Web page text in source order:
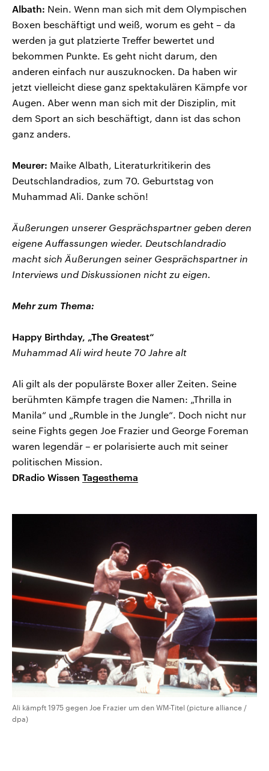
Albath: Nein. Wenn man sich mit dem Olympischen
Boxen beschäftigt und weiß, worum es geht – da
werden ja gut platzierte Treffer bewertet und
bekommen Punkte. Es geht nicht darum, den
anderen einfach nur auszuknocken. Da haben wir
jetzt vielleicht diese ganz spektakulären Kämpfe vor
Augen. Aber wenn man sich mit der Disziplin, mit
dem Sport an sich beschäftigt, dann ist das schon
ganz anders.
Meurer: Maike Albath, Literaturkritikerin des
Deutschlandradios, zum 70. Geburtstag von
Muhammad Ali. Danke schön!
Äußerungen unserer Gesprächspartner geben deren
eigene Auffassungen wieder. Deutschlandradio
macht sich Äußerungen seiner Gesprächspartner in
Interviews und Diskussionen nicht zu eigen.
Mehr zum Thema:
Happy Birthday, „The Greatest“
Muhammad Ali wird heute 70 Jahre alt
Ali gilt als der populärste Boxer aller Zeiten. Seine
berühmten Kämpfe tragen die Namen: „Thrilla in
Manila“ und „Rumble in the Jungle“. Doch nicht nur
seine Fights gegen Joe Frazier und George Foreman
waren legendär – er polarisierte auch mit seiner
politischen Mission.
DRadio Wissen Tagesthema
Ali kämpft 1975 gegen Joe Frazier um den WM-Titel (picture alliance /
dpa)